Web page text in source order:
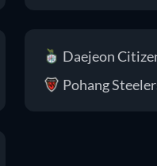
Daejeon
Pohang